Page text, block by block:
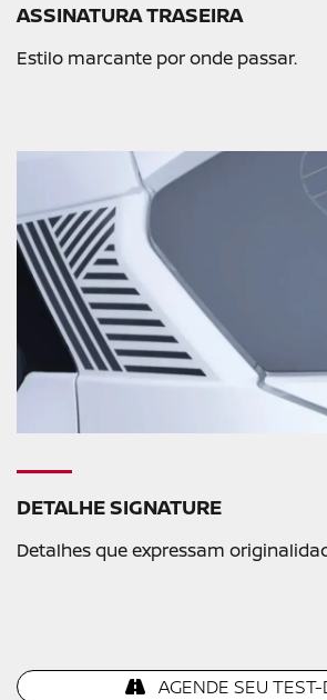
ASSINATURA TRASEIRA
Estilo marcante por onde passar.
DETALHE SIGNATURE
Detalhes que expressam
AGENDE SEU TEST-